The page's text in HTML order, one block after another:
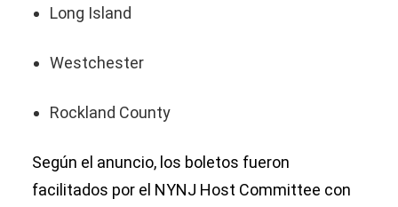
Long Island
Westchester
Rockland County
Según el anuncio, los boletos fueron
facilitados por el NYNJ Host Committee con